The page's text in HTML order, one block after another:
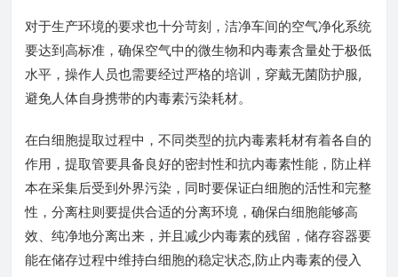
对于生产环境的要求也十分苛刻，洁净车间的空气净化系统
要达到高标准，确保空气中的微生物和内毒素含量处于极低
水平，操作人员也需要经过严格的培训，穿戴无菌防护服,
避免人体自身携带的内毒素污染耗材。
在白细胞提取过程中，不同类型的抗内毒素耗材有着各自的
作用，提取管要具备良好的密封性和抗内毒素性能，防止样
本在采集后受到外界污染，同时要保证白细胞的活性和完整
性，分离柱则要提供合适的分离环境，确保白细胞能够高
效、纯净地分离出来，并且减少内毒素的残留，储存容器要
能在储存过程中维持白细胞的稳定状态,防止内毒素的侵入